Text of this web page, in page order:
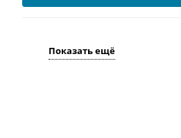
Показать ещё